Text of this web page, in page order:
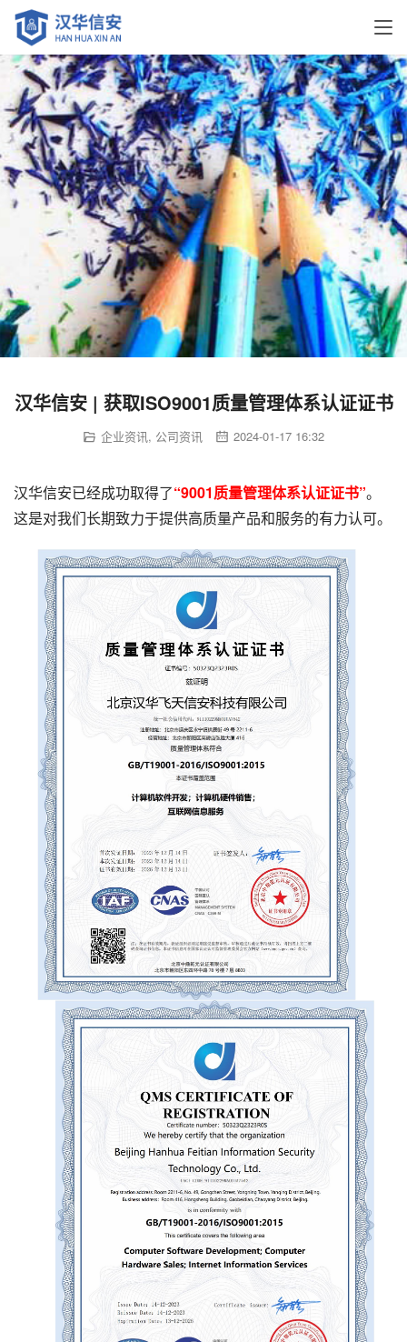
汉华信安 | 获取ISO9001质量管理体系认证证书
企业资讯, 公司资讯 2024-01-17 16:32
汉华信安已经成功取得了“9001质量管理体系认证证书”。
这是对我们长期致力于提供高质量产品和服务的有力认可。